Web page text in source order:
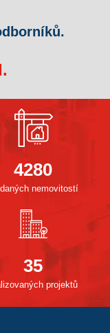
4280
nemovitostí
35
projektů